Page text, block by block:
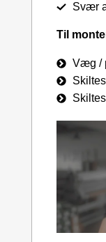
Svær
Til
Væg /